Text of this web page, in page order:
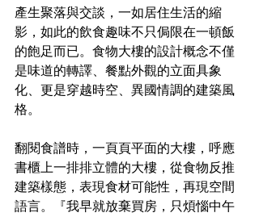
產生聚落與交談，一如居住生活的縮
影，如此的飲食趣味不只侷限在一頓飯
的飽足而已。食物大樓的設計概念不僅
是味道的轉譯、餐點外觀的立面具象
化、更是穿越時空、異國情調的建築風
格。
翻閱食譜時，一頁頁平面的大樓，呼應
書櫃上一排排立體的大樓，從食物反推
建築樣態，表現食材可能性，再現空間
語言。『我早就放棄買房，只煩惱中午